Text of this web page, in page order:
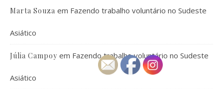
Marta Souza em Fazendo trabalho voluntário no Sudeste
Asiático
Júlia Campoy em Fazendo trabalho voluntário no Sudeste
Asiático